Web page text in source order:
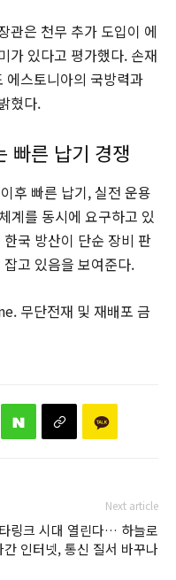
관은 천무 추가 도입이 에
가 있다고 평가했다. 손재
에스토니아의 국방력과
혔다.
빠른 납기 경쟁
후 빠른 납기, 실전 운용
계를 동시에 요구하고 있
국 방산이 단순 장비 판
고 있음을 보여준다.
무단전재 및 재배포 금
Next article
링크 시대 열린다… 하늘로
간 인터넷, 통신 질서 바꾸나